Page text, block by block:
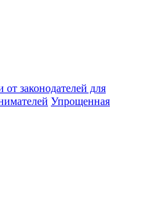
от законодателей для
Упрощенная